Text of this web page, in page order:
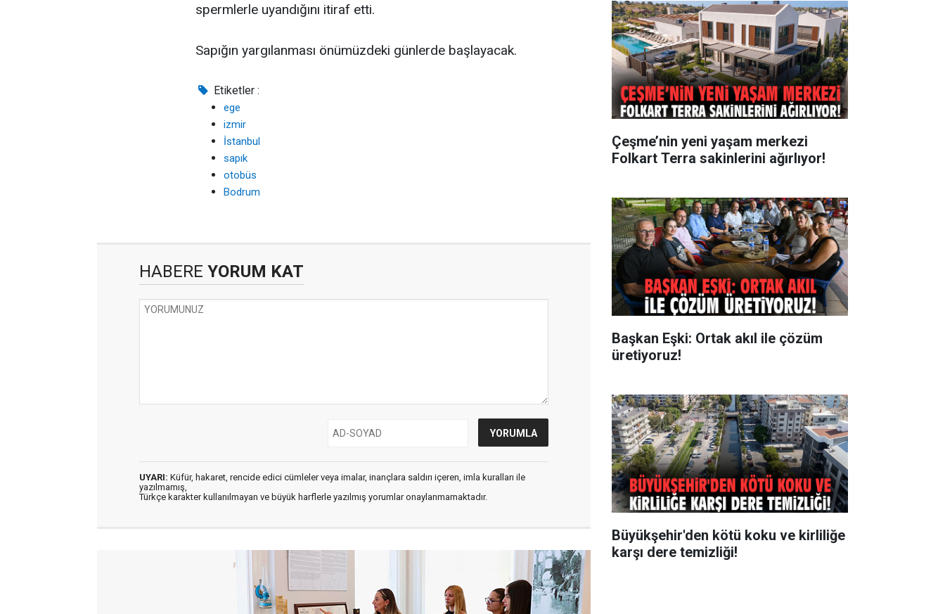
spermlerle uyandığını itiraf etti.
Sapığın yargılanması önümüzdeki günlerde başlayacak.
Etiketler :
ege
izmir
İstanbul
sapık
otobüs
Bodrum
HABERE YORUM KAT
UYARI: Küfür, hakaret, rencide edici cümleler veya imalar, inançlara saldırı içeren, imla kuralları ile
yazılmamış,
Türkçe karakter kullanılmayan ve büyük harflerle yazılmış yorumlar onaylanmamaktadır.
Çeşme’nin yeni yaşam merkezi
Folkart Terra sakinlerini ağırlıyor!
Başkan Eşki: Ortak akıl ile çözüm
üretiyoruz!
Büyükşehir'den kötü koku ve kirliliğe
karşı dere temizliği!